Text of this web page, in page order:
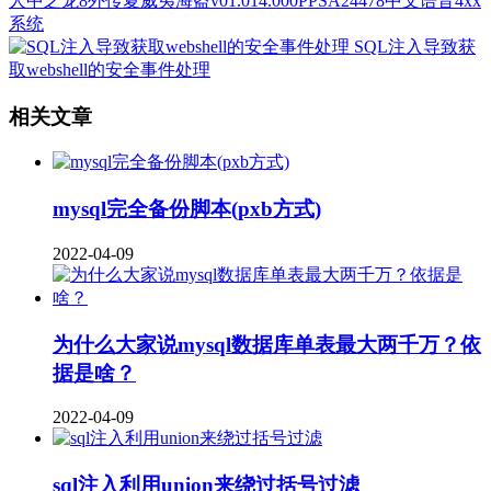
系统
SQL注入导致获
取webshell的安全事件处理
相关文章
mysql完全备份脚本(pxb方式)
2022-04-09
为什么大家说mysql数据库单表最大两千万？依
据是啥？
2022-04-09
sql注入利用union来绕过括号过滤